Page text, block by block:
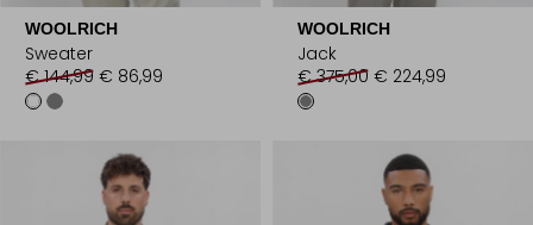
WOOLRICH
Sweater
€ 144,99 € 86,99
WOOLRICH
Jack
€ 375,00 € 224,99